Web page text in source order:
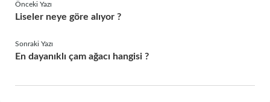
Önceki Yazı
Liseler neye göre alıyor ?
Sonraki Yazı
En dayanıklı çam ağacı hangisi ?